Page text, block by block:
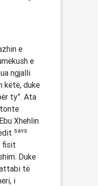
e
e
ua ngjalli
këtë, duke
ty”. Ata
Xhehlin
savs
fisit
Duke
të
i